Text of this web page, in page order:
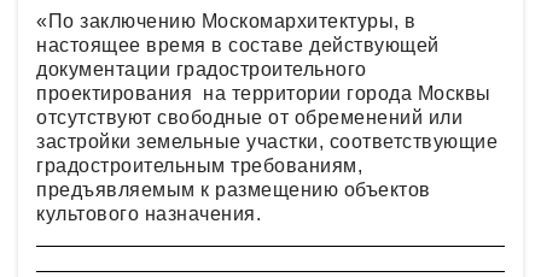
«По заключению Москомархитектуры, в
настоящее время в составе действующей
документации градостроительного
проектирования на территории города Москвы
отсутствуют свободные от обременений или
застройки земельные участки, соответствующие
градостроительным требованиям,
предъявляемым к размещению объектов
культового назначения.